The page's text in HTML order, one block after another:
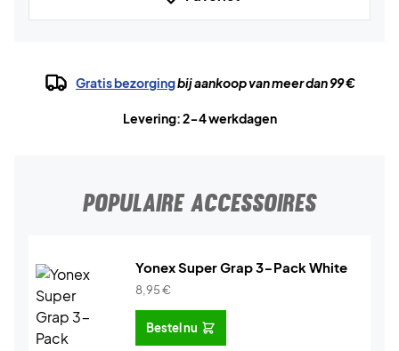
Gratis bezorgingbij aankoop van meer dan 99 €
Levering: 2-4 werkdagen
POPULAIRE ACCESSOIRES
Yonex Super Grap 3-Pack White
8,95€
Bestel nu